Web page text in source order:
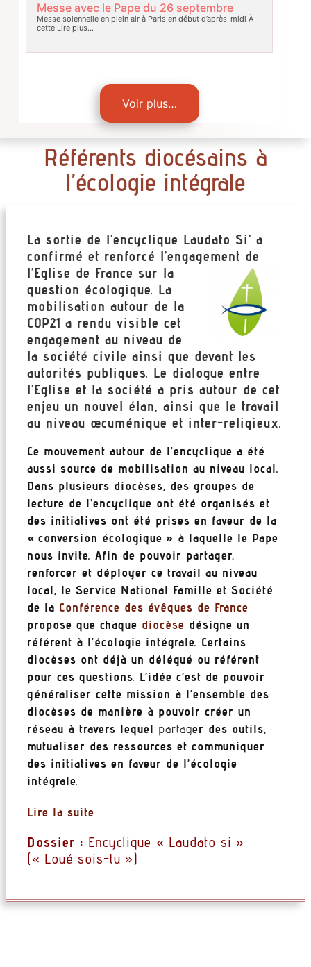
Messe avec le Pape du 26 septembre
Messe solennelle en plein air à Paris en début d’après-midi À
cetteLire plus…
Voir plus…
Référents diocésains à
l’écologie intégrale
La sortie de l’encyclique Laudato Si’ a
confirmé et renforcé l’engagement de
l’Eglise de France sur la
question écologique. La
mobilisation autour de la
COP21 a rendu visible cet
engagement au niveau de
la société civile ainsi que devant les
autorités publiques. Le dialogue entre
l’Eglise et la société a pris autour de cet
enjeu un nouvel élan, ainsi que le travail
au niveau œcuménique et inter-religieux.
Ce mouvement autour de l’encyclique a été
aussi source de mobilisation au niveau local.
Dans plusieurs diocèses, des groupes de
lecture de l’encyclique ont été organisés et
des initiatives ont été prises en faveur de la
« conversion écologique » à laquelle le Pape
nous invite. Afin de pouvoir partager,
renforcer et déployer ce travail au niveau
local, le Service National Famille et Société
de la Conférence des évêques de France
propose que chaque diocèse désigne un
référent à l’écologie intégrale. Certains
diocèses ont déjà un délégué ou référent
pour ces questions. L’idée c’est de pouvoir
généraliser cette mission à l’ensemble des
diocèses de manière à pouvoir créer un
réseau à travers lequel partager des outils,
mutualiser des ressources et communiquer
des initiatives en faveur de l’écologie
intégrale.
Lire la suite
Dossier : Encyclique « Laudato si »
(« Loué sois-tu »)